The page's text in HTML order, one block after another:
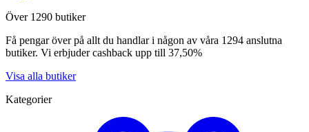
Över 1290 butiker
Få pengar över på allt du handlar i någon av våra 1294 anslutna
butiker. Vi erbjuder cashback upp till 37,50%
Visa alla butiker
Kategorier